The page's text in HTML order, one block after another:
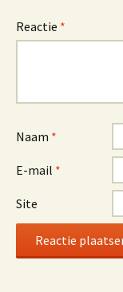
Reactie *
Naam *
E-mail *
Site